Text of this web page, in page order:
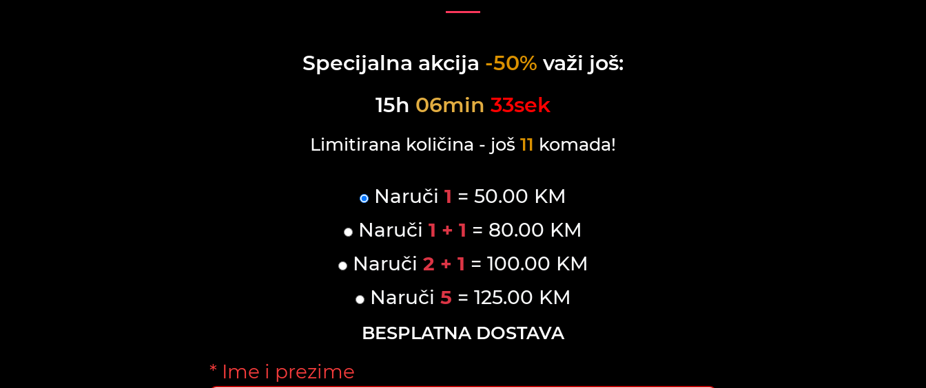
Specijalna akcija -50% važi još:
15h 06min 33sek
Limitirana količina - još 11 komada!
Naruči 1 = 50.00 KM
Naruči 1 + 1 = 80.00 KM
Naruči 2 + 1 = 100.00 KM
Naruči 5 = 125.00 KM
BESPLATNA DOSTAVA
* Ime i prezime